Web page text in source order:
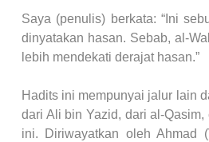
Saya (penulis) berkata: “Ini
dinyatakan hasan. Sebab, al-
lebih mendekati derajat hasan.”
Hadits ini mempunyai jalur lain
dari Ali bin Yazid, dari al-
ini. Diriwayatkan oleh Ahmad